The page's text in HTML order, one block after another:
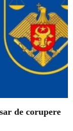
de corupere